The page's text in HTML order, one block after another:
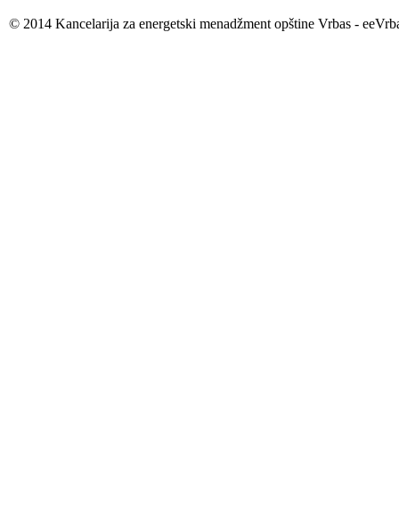
© 2014 Kancelarija za energetski menadžment opštine Vrbas -